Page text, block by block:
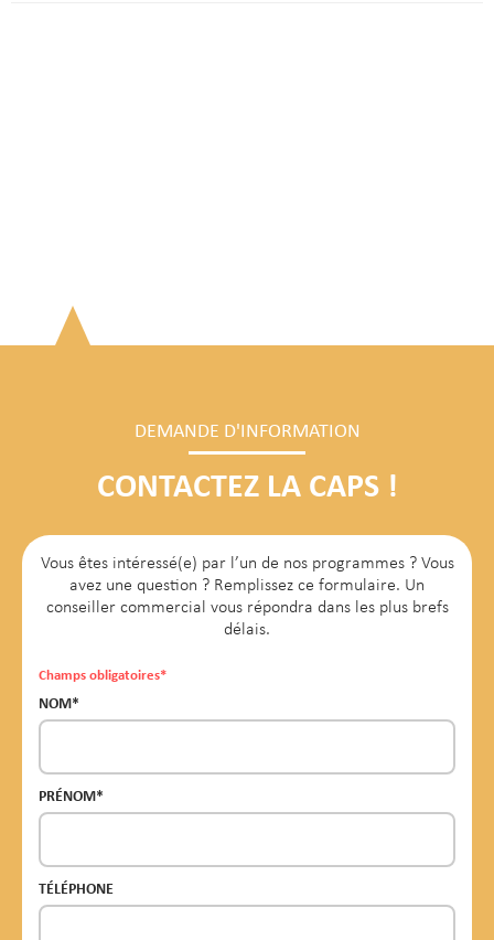
DEMANDE D'INFORMATION
CONTACTEZ LA CAPS !
Vous êtes intéressé(e) par l’un de nos programmes ? Vous
avez une question ? Remplissez ce formulaire. Un
conseiller commercial vous répondra dans les plus brefs
délais.
Champs obligatoires*
NOM*
PRÉNOM*
TÉLÉPHONE